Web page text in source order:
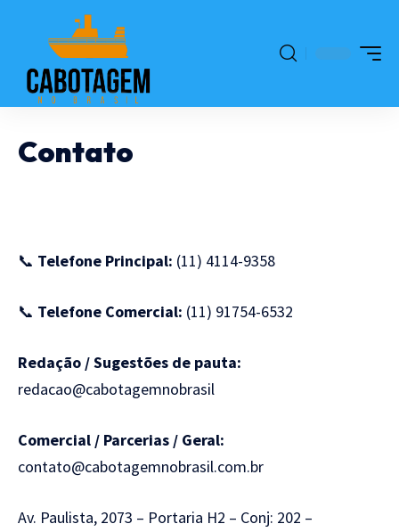
Contato
📞 Telefone Principal: (11) 4114-9358
📞 Telefone Comercial: (11) 91754-6532
Redação / Sugestões de pauta:
redacao@cabotagemnobrasil
Comercial / Parcerias / Geral:
contato@cabotagemnobrasil.com.br
Av. Paulista, 2073 – Portaria H2 – Conj: 202 –